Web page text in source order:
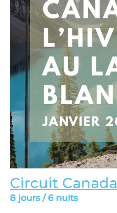
Circuit Canada
8 jours / 6 nuits